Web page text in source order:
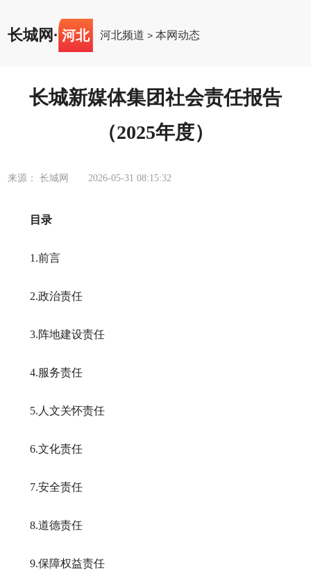
长城网 · 河北 河北频道 >本网动态
长城新媒体集团社会责任报告
（2025年度）
来源： 长城网 2026-05-31 08:15:32
目录
1.前言
2.政治责任
3.阵地建设责任
4.服务责任
5.人文关怀责任
6.文化责任
7.安全责任
8.道德责任
9.保障权益责任